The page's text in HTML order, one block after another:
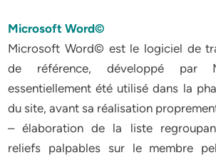
Microsoft Word©
Microsoft Word© est le logiciel de
de référence, développé par
essentiellement été utilisé dans la
du site, avant sa réalisation
– élaboration de la liste
reliefs palpables sur le membre